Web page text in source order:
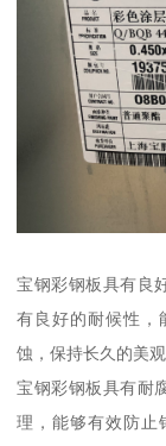
宝钢彩钢板具有良
有良好的耐候性，
蚀，保持长久的美观
宝钢彩钢板具有耐
理，能够有效防止